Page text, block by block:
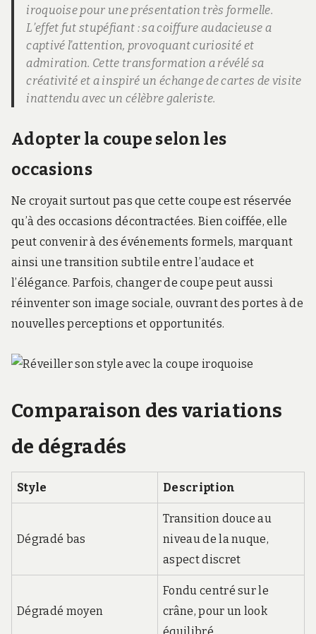
iroquoise pour une présentation très formelle.
L’effet fut stupéfiant : sa coiffure audacieuse a
captivé l’attention, provoquant curiosité et
admiration. Cette transformation a révélé sa
créativité et a inspiré un échange de cartes de visite
inattendu avec un célèbre galeriste.
Adopter la coupe selon les
occasions
Ne croyait surtout pas que cette coupe est réservée
qu’à des occasions décontractées. Bien coiffée, elle
peut convenir à des événements formels, marquant
ainsi une transition subtile entre l’audace et
l’élégance. Parfois, changer de coupe peut aussi
réinventer son image sociale, ouvrant des portes à de
nouvelles perceptions et opportunités.
Comparaison des variations
de dégradés
Style Description
Dégradé bas
Transition douce au
niveau de la nuque,
aspect discret
Dégradé moyen
Fondu centré sur le
crâne, pour un look